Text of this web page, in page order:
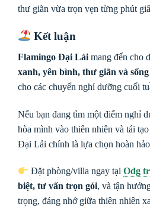
thư giãn vừa trọn vẹn từng phút
Kết luận
Flamingo Đại Lải mang đến cho
xanh, yên bình, thư giãn và
cho các chuyến nghỉ dưỡng cuối
Nếu bạn đang tìm một điểm nghỉ
hòa mình vào thiên nhiên và tái
Đại Lải chính là lựa chọn hoàn
Đặt phòng/villa ngay tạiOdg
biệt, tư vấn trọn gói, và tận
trọng, đáng nhớ giữa thiên nhiên